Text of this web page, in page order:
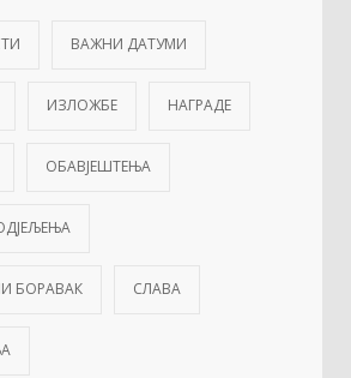
ВАЖНИ ДАТУМИ
ИЗЛОЖБЕ НАГРАДЕ
ОБАВЈЕШТЕЊА
БОРАВАК СЛАВА